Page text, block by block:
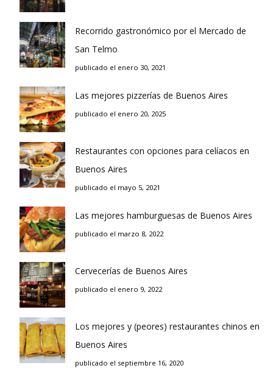
Recorrido gastronómico por el Mercado de
San Telmo
publicado el enero 30, 2021
Las mejores pizzerías de Buenos Aires
publicado el enero 20, 2025
Restaurantes con opciones para celíacos en
Buenos Aires
publicado el mayo 5, 2021
Las mejores hamburguesas de Buenos Aires
publicado el marzo 8, 2022
Cervecerías de Buenos Aires
publicado el enero 9, 2022
Los mejores y (peores) restaurantes chinos en
Buenos Aires
publicado el septiembre 16, 2020